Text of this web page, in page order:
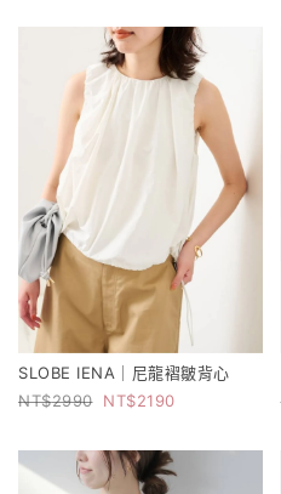
SLOBE IENA｜尼龍褶皺背心
2990
2190